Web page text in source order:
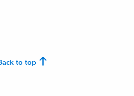
to top